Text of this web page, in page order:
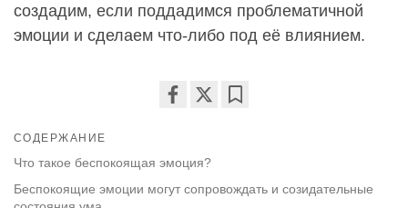
создадим, если поддадимся проблематичной
эмоции и сделаем что-либо под её влиянием.
facebook
СОДЕРЖАНИЕ
Что такое беспокоящая эмоция?
Беспокоящие эмоции могут сопровождать и созидательные